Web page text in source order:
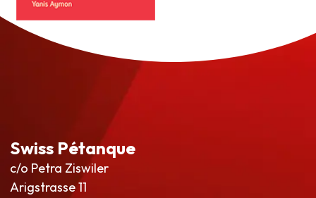
Swiss Pétanque
c/o Petra Ziswiler
Arigstrasse 11